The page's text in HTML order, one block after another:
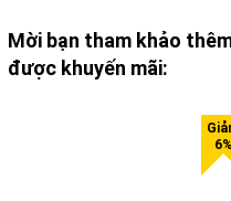
Mời bạn tham khảo
được khuyến mãi: